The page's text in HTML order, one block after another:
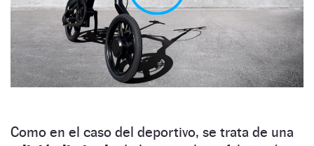
Como en el caso del deportivo, se trata de una